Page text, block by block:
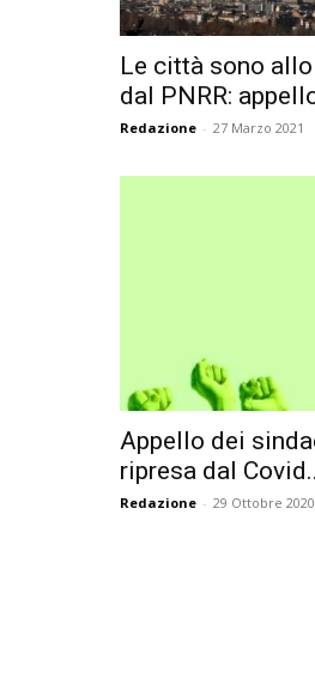
Le città sono
dal PNRR:
Redazione - 27 Marzo 2021
Appello dei
ripresa dal
Redazione - 29 Ottobre 2020